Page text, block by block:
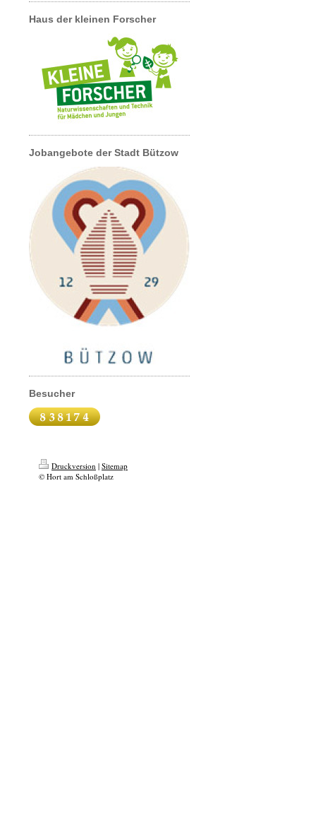
Haus der kleinen Forscher
Jobangebote der Stadt Bützow
Besucher
Druckversion | Sitemap
© Hort am Schloßplatz